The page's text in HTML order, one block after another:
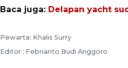
Baca juga: Delapan yacht
Pewarta: Khalis Surry
Editor : Febrianto Budi Anggoro